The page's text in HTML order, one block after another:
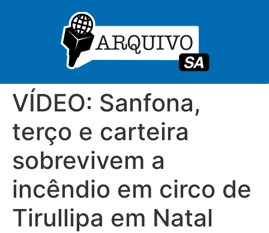
VÍDEO: Sanfona,
terço e carteira
sobrevivem a
incêndio em circo de
Tirullipa em Natal